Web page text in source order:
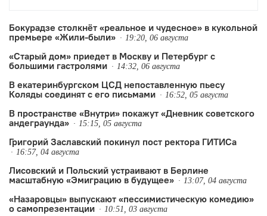
его близкие.
Бокурадзе столкнëт «реальное и чудесное» в кукольной
премьере «Жили-были»
19:20, 06 августа
«Старый дом» приедет в Москву и Петербург с
большими гастролями
14:32, 06 августа
В екатеринбургском ЦСД непоставленную пьесу
Коляды соединят с его письмами
16:52, 05 августа
В пространстве «Внутри» покажут «Дневник советского
андеграунда»
15:15, 05 августа
Григорий Заславский покинул пост ректора ГИТИСа
16:57, 04 августа
Лисовский и Польский устраивают в Берлине
масштабную «Эмиграцию в будущее»
13:07, 04 августа
«Назаровцы» выпускают «пессимистическую комедию»
о самопрезентации
10:51, 03 августа